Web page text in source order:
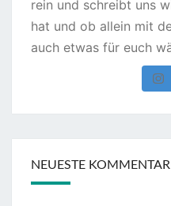
NEUESTE